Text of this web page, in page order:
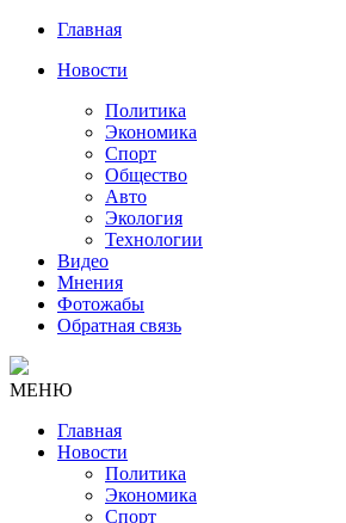
Главная
Новости
Политика
Экономика
Спорт
Общество
Авто
Экология
Технологии
Видео
Мнения
Фотожабы
Обратная связь
МЕНЮ
Главная
Новости
Политика
Экономика
Спорт